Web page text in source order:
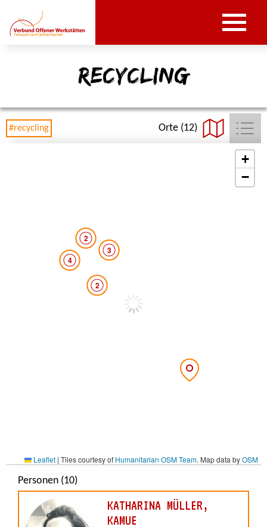
recycling